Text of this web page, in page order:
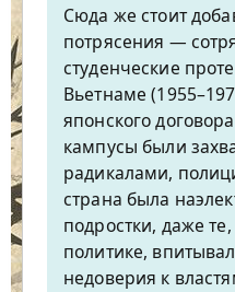
Сюда же стоит
потрясения —
студенческие
Вьетнаме
японского
кампусы были
радикалами,
страна была
подростки, даже
политике,
недоверия к